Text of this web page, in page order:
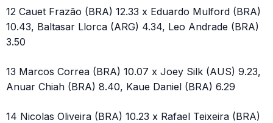
12 Cauet Frazão (BRA) 12.33 x Eduardo Mulford (BRA)
10.43, Baltasar Llorca (ARG) 4.34, Leo Andrade (BRA)
3.50
13 Marcos Correa (BRA) 10.07 x Joey Silk (AUS) 9.23,
Anuar Chiah (BRA) 8.40, Kaue Daniel (BRA) 6.29
14 Nicolas Oliveira (BRA) 10.23 x Rafael Teixeira (BRA)